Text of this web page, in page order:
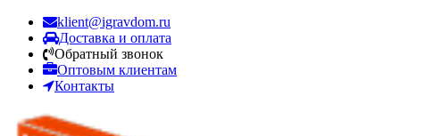
klient@igravdom.ru
Доставка и оплата
Обратный звонок
Оптовым клиентам
Контакты